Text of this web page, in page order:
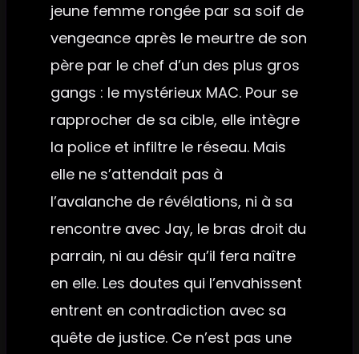
jeune femme rongée par sa soif de
vengeance après le meurtre de son
père par le chef d’un des plus gros
gangs : le mystérieux MAC. Pour se
rapprocher de sa cible, elle intègre
la police et infiltre le réseau. Mais
elle ne s’attendait pas à
l’avalanche de révélations, ni à sa
rencontre avec Jay, le bras droit du
parrain, ni au désir qu’il fera naître
en elle. Les doutes qui l’envahissent
entrent en contradiction avec sa
quête de justice. Ce n’est pas une